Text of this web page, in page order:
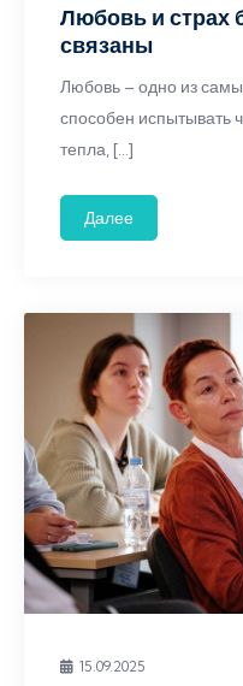
Любовь и страх
связаны
Любовь – одно из
способен испытывать
тепла, […]
Далее
15.09.2025